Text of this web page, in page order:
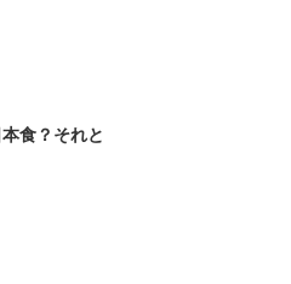
食？それと